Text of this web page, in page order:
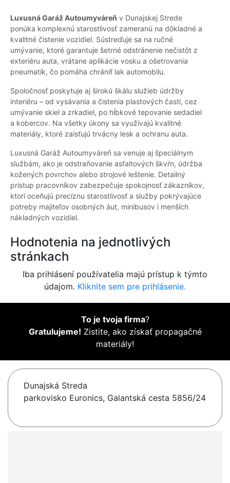
Luxusná Garáž Autoumyváreň v Dunajskej Strede
ponúka komplexnú starostlivosť zameranú na dôkladné a
kvalitné čistenie vozidiel. Sústreďuje sa na ručné
umývanie, ktoré garantuje šetrné odstránenie nečistôt z
exteriéru auta, vrátane aplikácie vosku a ošetrovania
pneumatík, čo pomáha chrániť lak automobilu.
Spoločnosť poskytuje aj širokú škálu služieb údržby
interiéru – od vysávania a čistenia plastových častí, cez
umývanie skiel a zrkadiel, po hĺbkové tepovanie sedadiel
a kobercov. Na všetky úkony sa využívajú kvalitné
materiály, ktoré zaisťujú trvácny lesk a ochranu auta.
Luxusná Garáž Autoumyváreň sa venuje aj špeciálnym
službám, ako je odstraňovanie asfaltových škvŕn, údržba
kožených povrchov alebo strojové leštenie. Detailný
prístup pracovníkov zabezpečuje spokojnosť zákazníkov,
ktorí oceňujú precíznu starostlivosť a služby pokrývajúce
potreby majiteľov osobných áut, minibusov i menších
nákladných vozidiel.
Hodnotenia na jednotlivých
stránkach
Iba prihlásení používatelia majú prístup k týmto
údajom. Kliknite sem pre prihlásenie.
To je tvoja firma?
Gratulujeme! Zistite, ako získať propagačné
materiály!
Dunajská Streda
parkovisko Euronics, Galantská cesta 5856/24